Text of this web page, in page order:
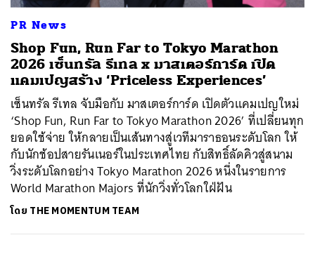
PR News
Shop Fun, Run Far to Tokyo Marathon
2026 เซ็นทรัล รีเทล x มาสเตอร์การ์ด เปิด
แคมเปญสร้าง ‘Priceless Experiences’
เซ็นทรัล รีเทล จับมือกับ มาสเตอร์การ์ด เปิดตัวแคมเปญใหม่
‘Shop Fun, Run Far to Tokyo Marathon 2026’ ที่เปลี่ยนทุก
ยอดใช้จ่าย ให้กลายเป็นเส้นทางสู่เวทีมาราธอนระดับโลก ให้
กับนักช้อปสายรันเนอร์ในประเทศไทย กับสิทธิ์ลัดคิวสู่สนาม
วิ่งระดับโลกอย่าง Tokyo Marathon 2026 หนึ่งในรายการ
World Marathon Majors ที่นักวิ่งทั่วโลกใฝ่ฝัน
โดย THE MOMENTUM TEAM